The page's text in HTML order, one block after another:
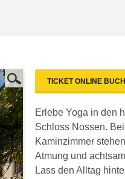
TICKET ONLINE
Erlebe Yoga in den
Schloss Nossen.
Kaminzimmer
Atmung und
Lass den Alltag